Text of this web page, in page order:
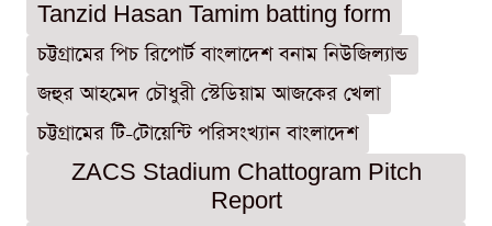
Tanzid Hasan Tamim batting form
চট্টগ্রামের পিচ রিপোর্ট বাংলাদেশ বনাম নিউজিল্যান্ড
জহুর আহমেদ চৌধুরী স্টেডিয়াম আজকের খেলা
চট্টগ্রামের টি-টোয়েন্টি পরিসংখ্যান বাংলাদেশ
ZACS Stadium Chattogram Pitch
Report